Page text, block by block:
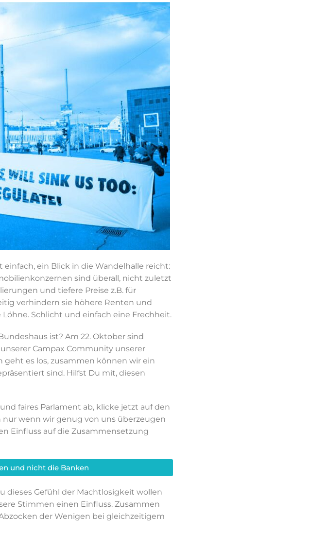
einfach, ein Blick in die Wandelhalle reicht:
sind überall, nicht zuletzt
und tiefere Preise z.B. für
verhindern sie höhere Renten und
Schlicht und einfach eine Frechheit.
ist? Am 22. Oktober sind
Campax Community unserer
es los, zusammen können wir ein
sind. Hilfst Du mit, diesen
faires Parlament ab, klicke jetzt auf den
wenn wir genug von uns überzeugen
Einfluss auf die Zusammensetzung
und nicht die Banken
dieses Gefühl der Machtlosigkeit wollen
Stimmen einen Einfluss. Zusammen
der Wenigen bei gleichzeitigem